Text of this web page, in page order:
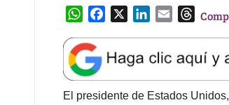
W
a
t
s
A
e
b
o
k
e
d
l
T
e
a
d
El presidente de Estados